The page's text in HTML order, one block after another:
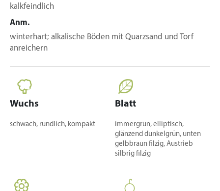
kalkfeindlich
Anm.
winterhart; alkalische Böden mit Quarzsand und Torf
anreichern
Wuchs
schwach, rundlich, kompakt
Blatt
immergrün, elliptisch,
glänzend dunkelgrün, unten
gelbbraun filzig, Austrieb
silbrig filzig